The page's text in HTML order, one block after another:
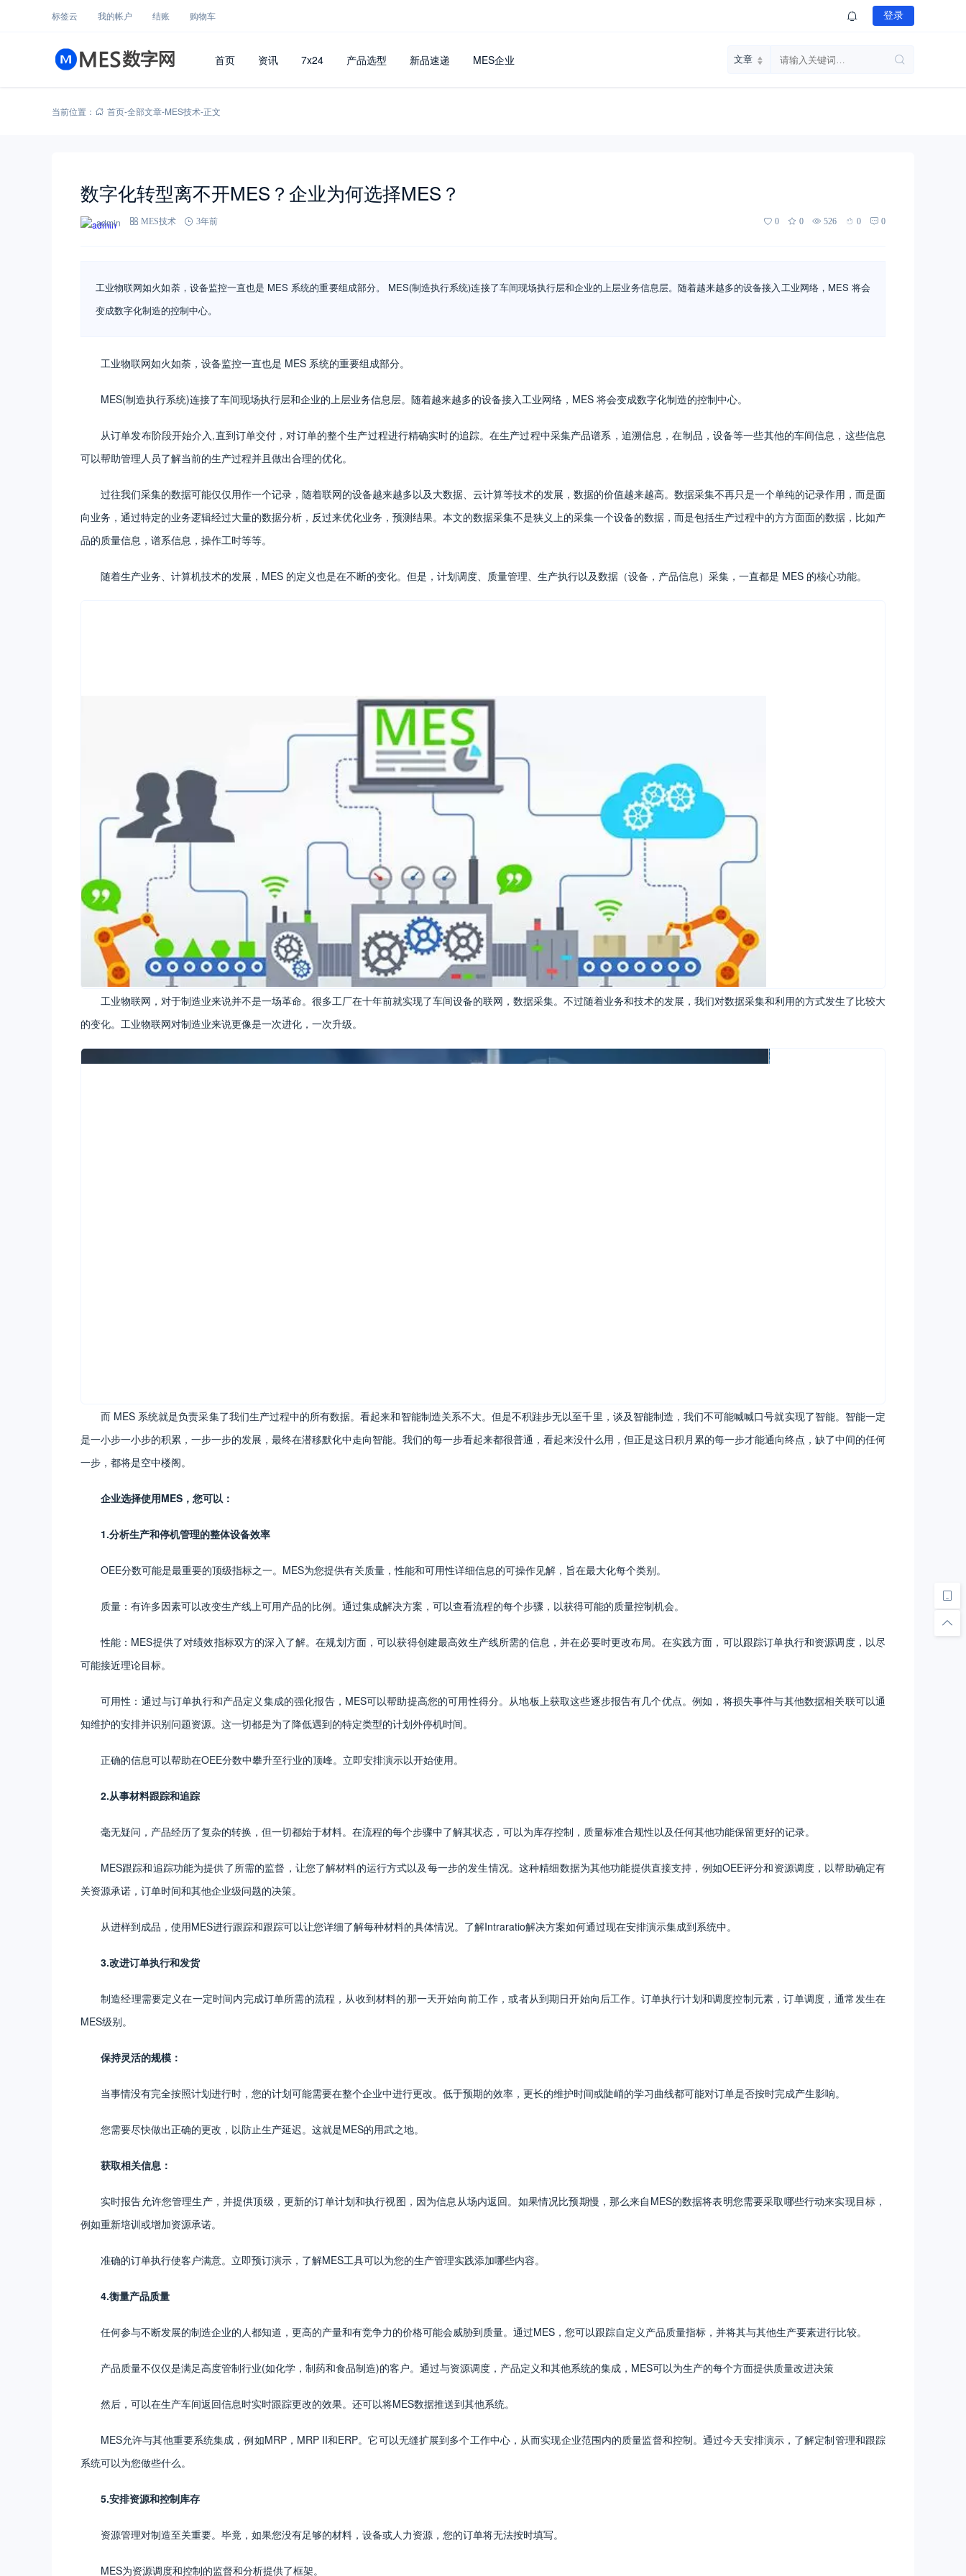
标签云 我的帐户 结账 购物车 登录
首页 资讯 7x24 产品选型 新品速递 MES企业
当前位置： 首页-全部文章-MES技术-正文
数字化转型离不开MES？企业为何选择MES？
admin MES技术 3年前 0 0 526 0 0
工业物联网如火如荼，设备监控一直也是 MES 系统的重要组成部分。 MES(制造执行系统)连接了车间现场执行层和企业的上层业务信息层。随着越来越多的设备接入工业网络，MES 将会
变成数字化制造的控制中心。
工业物联网如火如荼，设备监控一直也是 MES 系统的重要组成部分。
MES(制造执行系统)连接了车间现场执行层和企业的上层业务信息层。随着越来越多的设备接入工业网络，MES 将会变成数字化制造的控制中心。
从订单发布阶段开始介入,直到订单交付，对订单的整个生产过程进行精确实时的追踪。在生产过程中采集产品谱系，追溯信息，在制品，设备等一些其他的车间信息，这些信息
可以帮助管理人员了解当前的生产过程并且做出合理的优化。
过往我们采集的数据可能仅仅用作一个记录，随着联网的设备越来越多以及大数据、云计算等技术的发展，数据的价值越来越高。数据采集不再只是一个单纯的记录作用，而是面
向业务，通过特定的业务逻辑经过大量的数据分析，反过来优化业务，预测结果。本文的数据采集不是狭义上的采集一个设备的数据，而是包括生产过程中的方方面面的数据，比如产
品的质量信息，谱系信息，操作工时等等。
随着生产业务、计算机技术的发展，MES 的定义也是在不断的变化。但是，计划调度、质量管理、生产执行以及数据（设备，产品信息）采集，一直都是 MES 的核心功能。
工业物联网，对于制造业来说并不是一场革命。很多工厂在十年前就实现了车间设备的联网，数据采集。不过随着业务和技术的发展，我们对数据采集和利用的方式发生了比较大
的变化。工业物联网对制造业来说更像是一次进化，一次升级。
而 MES 系统就是负责采集了我们生产过程中的所有数据。看起来和智能制造关系不大。但是不积跬步无以至千里，谈及智能制造，我们不可能喊喊口号就实现了智能。智能一定
是一小步一小步的积累，一步一步的发展，最终在潜移默化中走向智能。我们的每一步看起来都很普通，看起来没什么用，但正是这日积月累的每一步才能通向终点，缺了中间的任何
一步，都将是空中楼阁。
企业选择使用MES，您可以：
1.分析生产和停机管理的整体设备效率
OEE分数可能是最重要的顶级指标之一。MES为您提供有关质量，性能和可用性详细信息的可操作见解，旨在最大化每个类别。
质量：有许多因素可以改变生产线上可用产品的比例。通过集成解决方案，可以查看流程的每个步骤，以获得可能的质量控制机会。
性能：MES提供了对绩效指标双方的深入了解。在规划方面，可以获得创建最高效生产线所需的信息，并在必要时更改布局。在实践方面，可以跟踪订单执行和资源调度，以尽
可能接近理论目标。
可用性：通过与订单执行和产品定义集成的强化报告，MES可以帮助提高您的可用性得分。从地板上获取这些逐步报告有几个优点。例如，将损失事件与其他数据相关联可以通
知维护的安排并识别问题资源。这一切都是为了降低遇到的特定类型的计划外停机时间。
正确的信息可以帮助在OEE分数中攀升至行业的顶峰。立即安排演示以开始使用。
2.从事材料跟踪和追踪
毫无疑问，产品经历了复杂的转换，但一切都始于材料。在流程的每个步骤中了解其状态，可以为库存控制，质量标准合规性以及任何其他功能保留更好的记录。
MES跟踪和追踪功能为提供了所需的监督，让您了解材料的运行方式以及每一步的发生情况。这种精细数据为其他功能提供直接支持，例如OEE评分和资源调度，以帮助确定有
关资源承诺，订单时间和其他企业级问题的决策。
从进样到成品，使用MES进行跟踪和跟踪可以让您详细了解每种材料的具体情况。了解Intraratio解决方案如何通过现在安排演示集成到系统中。
3.改进订单执行和发货
制造经理需要定义在一定时间内完成订单所需的流程，从收到材料的那一天开始向前工作，或者从到期日开始向后工作。订单执行计划和调度控制元素，订单调度，通常发生在
MES级别。
保持灵活的规模：
当事情没有完全按照计划进行时，您的计划可能需要在整个企业中进行更改。低于预期的效率，更长的维护时间或陡峭的学习曲线都可能对订单是否按时完成产生影响。
您需要尽快做出正确的更改，以防止生产延迟。这就是MES的用武之地。
获取相关信息：
实时报告允许您管理生产，并提供顶级，更新的订单计划和执行视图，因为信息从场内返回。如果情况比预期慢，那么来自MES的数据将表明您需要采取哪些行动来实现目标，
例如重新培训或增加资源承诺。
准确的订单执行使客户满意。立即预订演示，了解MES工具可以为您的生产管理实践添加哪些内容。
4.衡量产品质量
任何参与不断发展的制造企业的人都知道，更高的产量和有竞争力的价格可能会威胁到质量。通过MES，您可以跟踪自定义产品质量指标，并将其与其他生产要素进行比较。
产品质量不仅仅是满足高度管制行业(如化学，制药和食品制造)的客户。通过与资源调度，产品定义和其他系统的集成，MES可以为生产的每个方面提供质量改进决策
然后，可以在生产车间返回信息时实时跟踪更改的效果。还可以将MES数据推送到其他系统。
MES允许与其他重要系统集成，例如MRP，MRP II和ERP。它可以无缝扩展到多个工作中心，从而实现企业范围内的质量监督和控制。通过今天安排演示，了解定制管理和跟踪
系统可以为您做些什么。
5.安排资源和控制库存
资源管理对制造至关重要。毕竟，如果您没有足够的材料，设备或人力资源，您的订单将无法按时填写。
MES为资源调度和控制的监督和分析提供了框架。